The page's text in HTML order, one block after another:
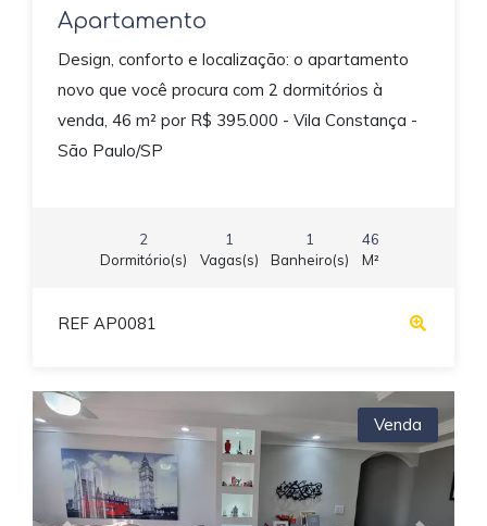
Apartamento
Design, conforto e localização: o apartamento
novo que você procura com 2 dormitórios à
venda, 46 m² por R$ 395.000 - Vila Constança -
São Paulo/SP
2
Dormitório(s)
1
Vagas(s)
1
Banheiro(s)
46
M²
REF AP0081
Venda